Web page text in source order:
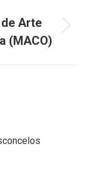
Arte
(MACO)